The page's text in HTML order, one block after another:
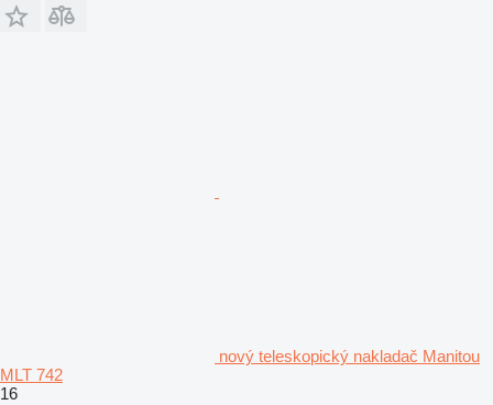
nový teleskopický nakladač Manitou
MLT 742
16